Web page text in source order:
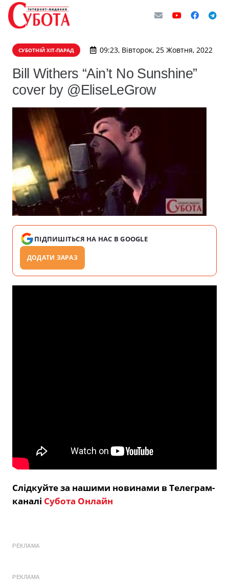
СУБОТНІЙ ХІТ-ПАРАД 09:23, Вівторок, 25 Жовтня, 2022
Bill Withers “Ain’t No Sunshine”
cover by @EliseLeGrow
ПІДПИШІТЬСЯ НА НАС В GOOGLE
ДОДАТИ ЗАРАЗ
Слідкуйте за нашими новинами в Телеграм-
каналі Субота Онлайн
РЕКЛАМА
РЕКЛАМА